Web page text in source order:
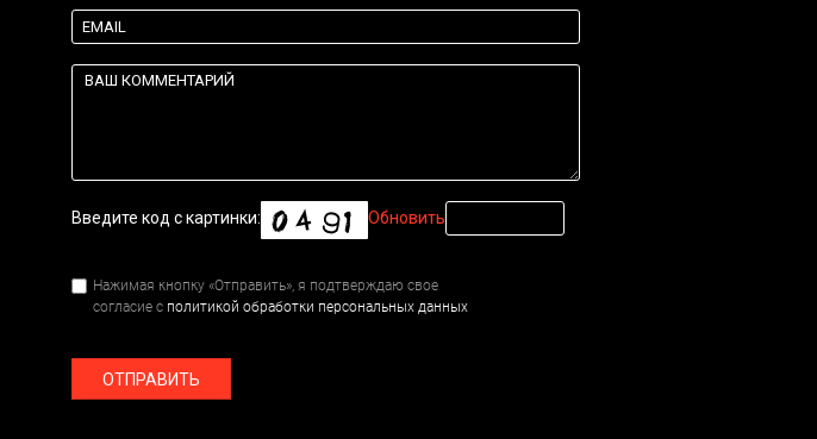
Введите код с картинки: Обновить
Нажимая кнопку «Отправить», я подтверждаю свое
согласие с политикой обработки персональных данных
ОТПРАВИТЬ